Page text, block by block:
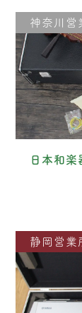
神奈川営
日本和楽
静岡営業